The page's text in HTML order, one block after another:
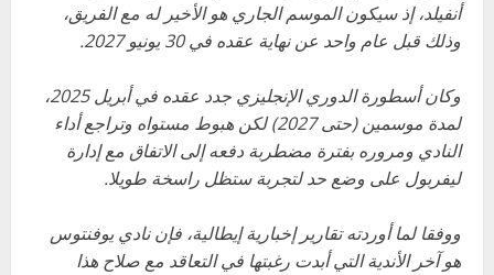
أنفيلد، إذ سيكون الموسم الجاري هو الأخير له مع الفريق،
وذلك قبل عام واحد عن نهاية عقده في 30 يونيو 2027.
وكان أسطورة الدوري الإنجليزي جدد عقده في أبريل 2025،
لمدة موسمين (حتى 2027) لكن هبوط مستواه وتراجع أداء
النادي ومروره بفترة مضطربة دفعه إلى الاتفاق مع إدارة
ليفربول على وضع حد لتجربة ستظل راسخة طويلا.
ووفقا لما أوردته تقارير إخبارية إيطالية، فإن نادي يوفنتوس
هو آخر الأندية التي أبدت رغبتها في التعاقد مع صلاح هذا